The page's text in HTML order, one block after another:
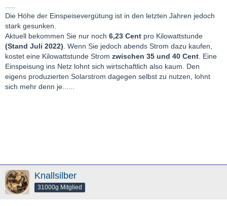
Die Höhe der Einspeisevergütung ist in den letzten Jahren jedoch
stark gesunken.
Aktuell bekommen Sie nur noch 6,23 Cent pro Kilowattstunde
(Stand Juli 2022) . Wenn Sie jedoch abends Strom dazu kaufen,
kostet eine Kilowattstunde Strom zwischen 35 und 40 Cent . Eine
Einspeisung ins Netz lohnt sich wirtschaftlich also kaum. Den
eigens produzierten Solarstrom dagegen selbst zu nutzen, lohnt
sich mehr denn je......
Knallsilber
31000g Mitglied